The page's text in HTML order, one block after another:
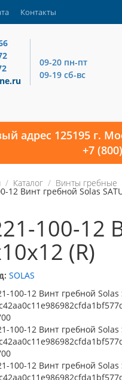
Контакты
09-20 пн-пт
09-19 сб-вс
адрес 125195 г.
+7
Каталог Винты гребные
12 Винт гребной Solas
100-12
(R)
SOLAS